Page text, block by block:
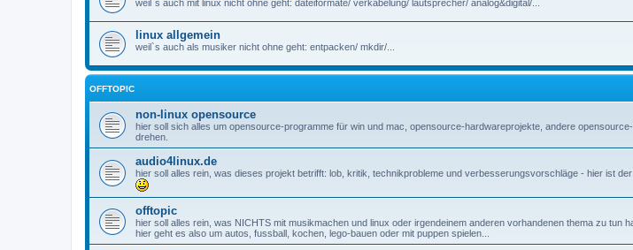
weil`s auch mit linux nicht ohne geht: dateiformate/ verkabelung/ lautsprecher/ analog&digital/...
linux allgemein
weil`s auch als musiker nicht ohne geht: entpacken/ mkdir/...
OFFTOPIC
non-linux opensource
hier soll sich alles um opensource-programme für win und mac, opensource-hardwareprojekte, andere
drehen.
audio4linux.de
hier soll alles rein, was dieses projekt betrifft: lob, kritik, technikprobleme und verbesserungsvorschläge - hier ist
offtopic
hier soll alles rein, was NICHTS mit musikmachen und linux oder irgendeinem anderen vorhandenen thema zu tun
hier geht es also um autos, fussball, kochen, lego-bauen oder mit puppen spielen...